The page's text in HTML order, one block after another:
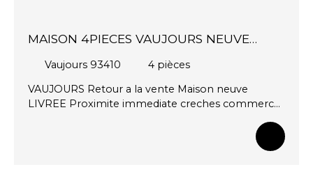
MAISON 4PIECES VAUJOURS NEUVE
Vaujours 93410 4 pièces
VAUJOURS Retour a la vente Maison neuve
LIVREE Proximite immediate creches commerces
Charges faibles Frais de notaire reduits Eligible
PTZ 4 Pieces de 83M2 avec sejour cuisine de 35M2